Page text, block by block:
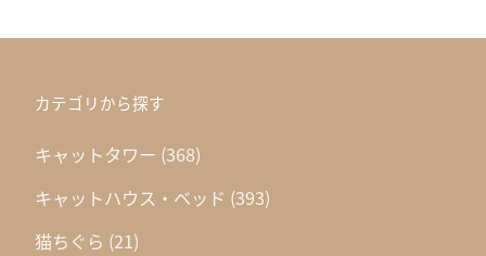
カテゴリから探す
キャットタワー (368)
キャットハウス・ベッド (393)
猫ちぐら (21)